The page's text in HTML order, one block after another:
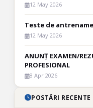
12 May 2026
Teste de
12 May 2026
ANUNȚ EXAMEN/
PROFESIONAL
8 Apr 2026
POSTĂRI RECENTE